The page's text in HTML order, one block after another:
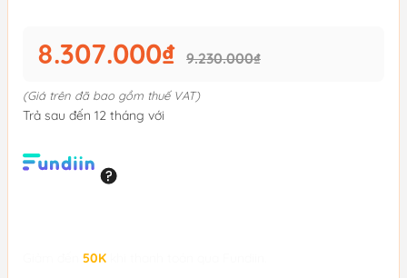
8.307.000₫ 9.230.000₫
(Giá trên đã bao gồm thuế VAT)
Trả sau đến 12 tháng với
50K